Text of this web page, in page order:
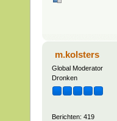
m.kolsters
Global Moderator
Dronken
Berichten: 419